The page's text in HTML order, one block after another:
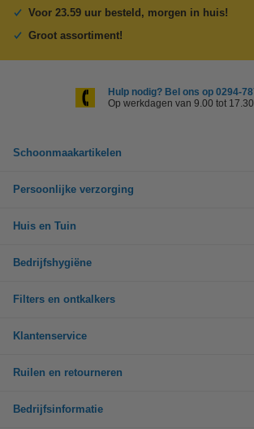
Voor 23.59 uur besteld, morgen in huis!
Groot assortiment!
Hulp nodig? Bel ons op 0294-
Op werkdagen van 9.00 tot
Schoonmaakartikelen
Persoonlijke verzorging
Huis en Tuin
Bedrijfshygiëne
Filters en ontkalkers
Klantenservice
Ruilen en retourneren
Bedrijfsinformatie